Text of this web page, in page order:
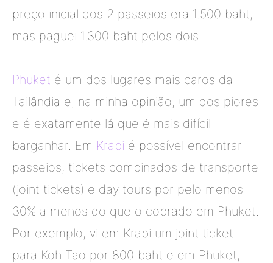
preço inicial dos 2 passeios era 1.500 baht,
mas paguei 1.300 baht pelos dois.
Phuket é um dos lugares mais caros da
Tailândia e, na minha opinião, um dos piores
e é exatamente lá que é mais difícil
barganhar. Em Krabi é possível encontrar
passeios, tickets combinados de transporte
(joint tickets) e day tours por pelo menos
30% a menos do que o cobrado em Phuket.
Por exemplo, vi em Krabi um joint ticket
para Koh Tao por 800 baht e em Phuket,